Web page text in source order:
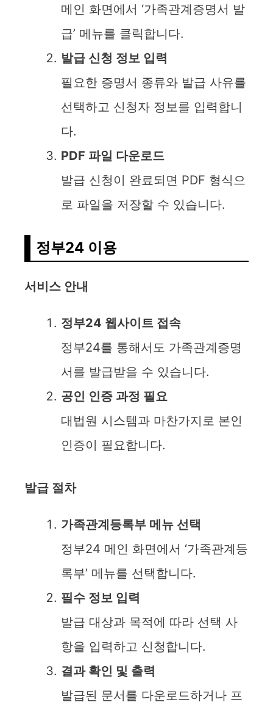
메인 화면에서 ‘가족관계증명서 발
급’ 메뉴를 클릭합니다.
발급 신청 정보 입력
필요한 증명서 종류와 발급 사유를
선택하고 신청자 정보를 입력합니
다.
PDF 파일 다운로드
발급 신청이 완료되면 PDF 형식으
로 파일을 저장할 수 있습니다.
정부24 이용
서비스 안내
정부24 웹사이트 접속
정부24를 통해서도 가족관계증명
서를 발급받을 수 있습니다.
공인 인증 과정 필요
대법원 시스템과 마찬가지로 본인
인증이 필요합니다.
발급 절차
가족관계등록부 메뉴 선택
정부24 메인 화면에서 ‘가족관계등
록부’ 메뉴를 선택합니다.
필수 정보 입력
발급 대상과 목적에 따라 선택 사
항을 입력하고 신청합니다.
결과 확인 및 출력
발급된 문서를 다운로드하거나 프